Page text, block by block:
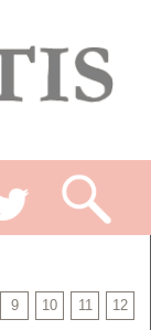
9 10 11 12